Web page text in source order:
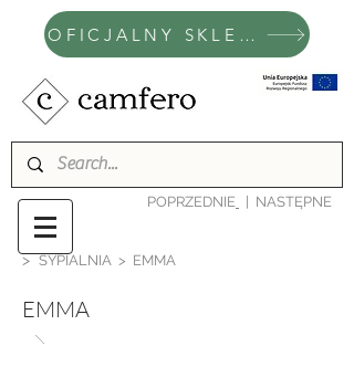
OFICJALNY SKLEP CAMFERO
POPRZEDNIE NASTĘPNE
>SYPIALNIA > EMMA
EMMA